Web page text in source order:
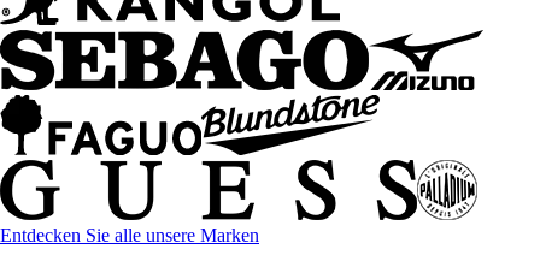
Entdecken Sie alle unsere Marken